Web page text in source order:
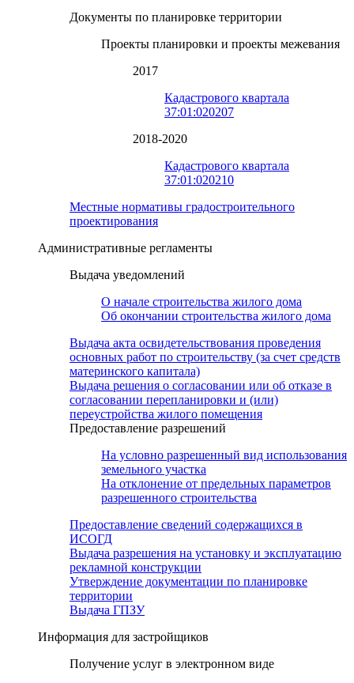
Документы по планировке территории
Проекты планировки и проекты межевания
2017
Кадастрового квартала
37:01:020207
2018-2020
Кадастрового квартала
37:01:020210
Местные нормативы градостроительного
проектирования
Административные регламенты
Выдача уведомлений
О начале строительства жилого дома
Об окончании строительства жилого дома
Выдача акта освидетельствования проведения
основных работ по строительству (за счет средств
материнского капитала)
Выдача решения о согласовании или об отказе в
согласовании перепланировки и (или)
переустройства жилого помещения
Предоставление разрешений
На условно разрешенный вид использования
земельного участка
На отклонение от предельных параметров
разрешенного строительства
Предоставление сведений содержащихся в
ИСОГД
Выдача разрешения на установку и эксплуатацию
рекламной конструкции
Утверждение документации по планировке
территории
Выдача ГПЗУ
Информация для застройщиков
Получение услуг в электронном виде